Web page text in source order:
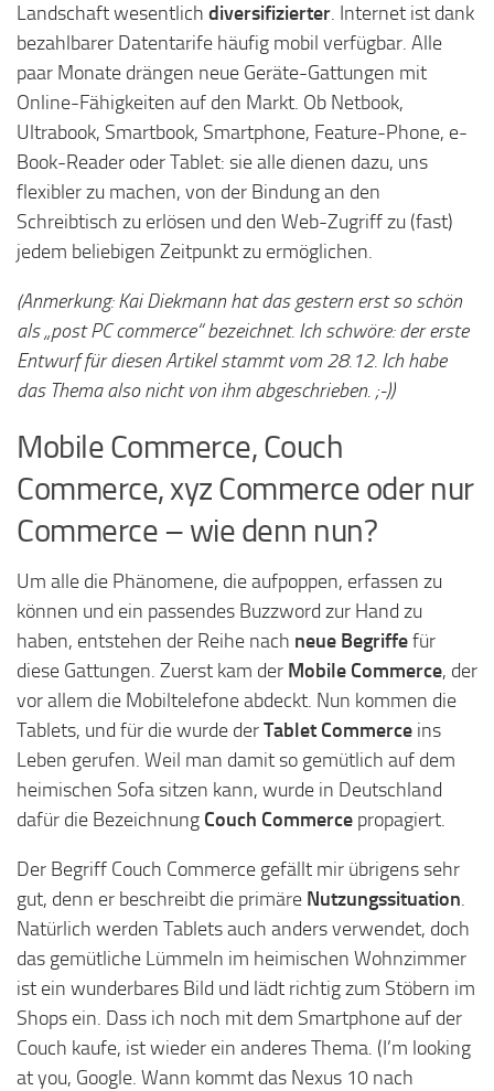
Landschaft wesentlich diversifizierter. Internet ist dank
bezahlbarer Datentarife häufig mobil verfügbar. Alle
paar Monate drängen neue Geräte-Gattungen mit
Online-Fähigkeiten auf den Markt. Ob Netbook,
Ultrabook, Smartbook, Smartphone, Feature-Phone, e-
Book-Reader oder Tablet: sie alle dienen dazu, uns
flexibler zu machen, von der Bindung an den
Schreibtisch zu erlösen und den Web-Zugriff zu (fast)
jedem beliebigen Zeitpunkt zu ermöglichen.
(Anmerkung: Kai Diekmann hat das gestern erst so schön
als „post PC commerce“ bezeichnet. Ich schwöre: der erste
Entwurf für diesen Artikel stammt vom 28.12. Ich habe
das Thema also nicht von ihm abgeschrieben. ;-))
Mobile Commerce, Couch
Commerce, xyz Commerce oder nur
Commerce – wie denn nun?
Um alle die Phänomene, die aufpoppen, erfassen zu
können und ein passendes Buzzword zur Hand zu
haben, entstehen der Reihe nach neue Begriffefür
diese Gattungen. Zuerst kam der Mobile Commerce, der
vor allem die Mobiltelefone abdeckt. Nun kommen die
Tablets, und für die wurde derTablet Commerce ins
Leben gerufen. Weil man damit so gemütlich auf dem
heimischen Sofa sitzen kann, wurde in Deutschland
dafür die Bezeichnung Couch Commerce propagiert.
Der Begriff Couch Commerce gefällt mir übrigens sehr
gut, denn er beschreibt die primäre Nutzungssituation.
Natürlich werden Tablets auch anders verwendet, doch
das gemütliche Lümmeln im heimischen Wohnzimmer
ist ein wunderbares Bild und lädt richtig zum Stöbern im
Shops ein. Dass ich noch mit dem Smartphone auf der
Couch kaufe, ist wieder ein anderes Thema. (I’m looking
at you, Google. Wann kommt das Nexus 10 nach